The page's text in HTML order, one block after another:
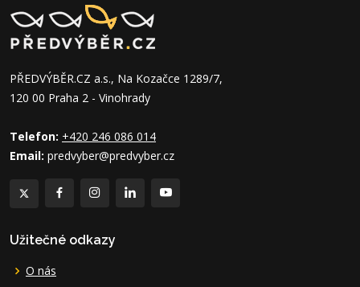
PŘEDVÝBĚR.CZ a.s., Na Kozačce 1289/7,
120 00 Praha 2 - Vinohrady
Telefon: +420 246 086 014
Email: predvyber@predvyber.cz
Užitečné odkazy
O nás